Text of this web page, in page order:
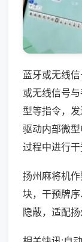
蓝牙或无线
或无线信号
型等指令，
驱动内部微
过程中进行干
扬州麻将机
块，干预牌
隐蔽，适配扬